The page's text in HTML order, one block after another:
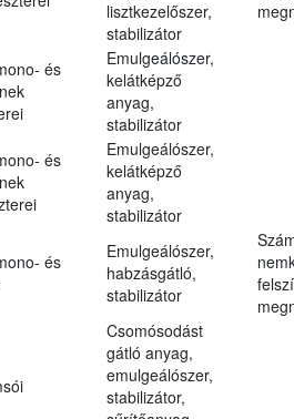
lisztkezelőszer,
stabilizátor
és
Emulgeálószer,
kelátképző
anyag,
stabilizátor
és
Emulgeálószer,
kelátképző
anyag,
stabilizátor
és
Emulgeálószer,
habzásgátló,
stabilizátor
Csomósodást
gátló anyag,
emulgeálószer,
stabilizátor,